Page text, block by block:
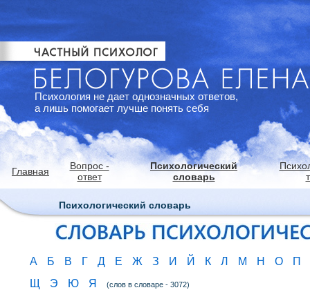
Психология не дает однозначных ответов,
а лишь помогает лучше понять себя
Главная
Вопрос -
ответ
Психологический
словарь
Психологический словарь
А Б В Г Д Е Ж З И Й К Л М Н О
П
Щ
Э Ю Я (слов в словаре - 3072)